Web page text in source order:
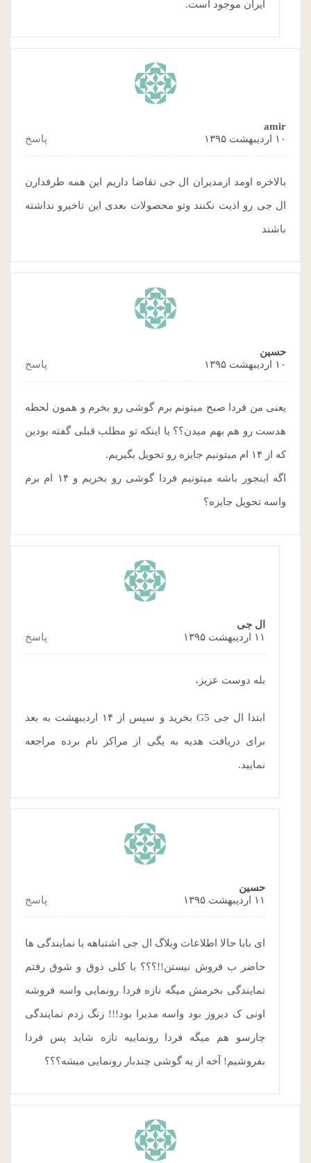
ایران موجود است.
amir
۱۰ اردیبهشت ۱۳۹۵
پاسخ
بالاخره اومد ازمدیران ال جی تقاضا داریم این همه طرفدارن
ال جی رو اذیت نکنند وتو محصولات بعدی این تاخیرو نداشته
باشند
حسین
۱۰ اردیبهشت ۱۳۹۵
پاسخ
یعنی من فردا صبح میتونم برم گوشی رو بخرم و همون لحظه
هدست رو هم بهم میدن؟؟ یا اینکه تو مطلب قبلی گفته بودین
که از ۱۴ ام میتونیم جایزه رو تحویل بگیریم.
اگه اینجور باشه میتونیم فردا گوشی رو بخریم و ۱۴ ام برم
واسه تحویل جایزه؟
ال جی
۱۱ اردیبهشت ۱۳۹۵
پاسخ
بله دوست عزیز،
ابتدا ال جی G5 بخرید و سپس از ۱۴ اردیبهشت به بعد
برای دریافت هدیه به یگی از مراکز نام برده مراجعه
نمایید.
حسین
۱۱ اردیبهشت ۱۳۹۵
پاسخ
ای بابا حالا اطلاعات وبلاگ ال جی اشتباهه یا نمایندگی ها
حاضر ب فروش نیستن!!؟؟؟ با کلی ذوق و شوق رفتم
نمایندگی بخرمش میگه تازه فردا رونمایی واسه فروشه
اونی ک دیروز بود واسه مدیرا بود!!! زنگ زدم نمایندگی
چارسو هم میگه فردا رونماییه تازه شاید پس فردا
بفروشیم! آخه از یه گوشی چندبار رونمایی میشه؟؟؟